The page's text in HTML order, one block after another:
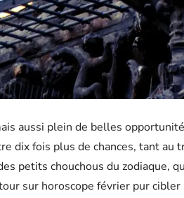
aussi plein de belles
dix fois plus de chances, tant au
petits chouchous du zodiaque,
sur horoscope février pur